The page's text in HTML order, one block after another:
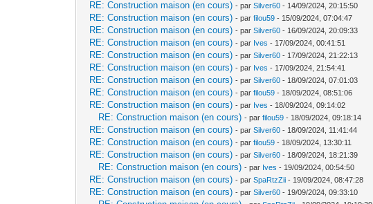
RE: Construction maison (en cours) - parSilver60 - 14/09/2024, 20:15:50
RE: Construction maison (en cours) - parfilou59 - 15/09/2024, 07:04:47
RE: Construction maison (en cours) - parSilver60 - 16/09/2024, 20:09:33
RE: Construction maison (en cours) - par Ives - 17/09/2024, 00:41:51
RE: Construction maison (en cours) - parSilver60 - 17/09/2024, 21:22:13
RE: Construction maison (en cours) - par Ives - 17/09/2024, 21:54:41
RE: Construction maison (en cours) - parSilver60 - 18/09/2024, 07:01:03
RE: Construction maison (en cours) - parfilou59 - 18/09/2024, 08:51:06
RE: Construction maison (en cours) - par Ives - 18/09/2024, 09:14:02
RE: Construction maison (en cours) - parfilou59 - 18/09/2024, 09:18:14
RE: Construction maison (en cours) - parSilver60 - 18/09/2024, 11:41:44
RE: Construction maison (en cours) - parfilou59 - 18/09/2024, 13:30:11
RE: Construction maison (en cours) - parSilver60 - 18/09/2024, 18:21:39
RE: Construction maison (en cours) - par Ives - 19/09/2024, 00:54:50
RE: Construction maison (en cours) - parSpaRtzZii - 19/09/2024, 08:47:28
RE: Construction maison (en cours) - parSilver60 - 19/09/2024, 09:33:10